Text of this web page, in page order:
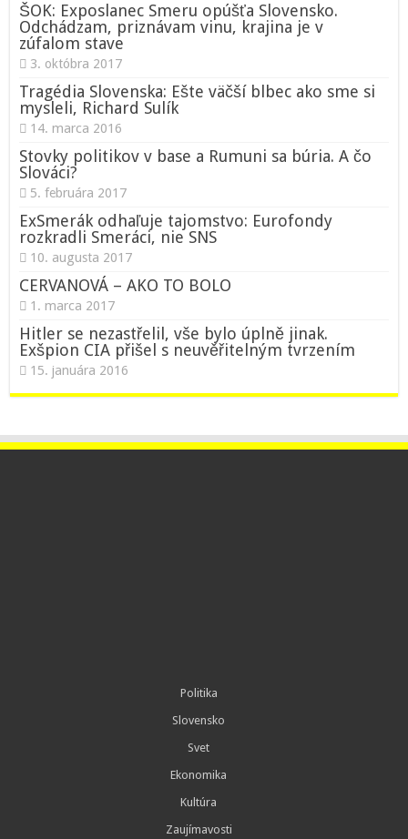
ŠOK: Exposlanec Smeru opúšťa Slovensko.
Odchádzam, priznávam vinu, krajina je v
zúfalom stave
3. októbra 2017
Tragédia Slovenska: Ešte väčší blbec ako sme si
mysleli, Richard Sulík
14. marca 2016
Stovky politikov v base a Rumuni sa búria. A čo
Slováci?
5. februára 2017
ExSmerák odhaľuje tajomstvo: Eurofondy
rozkradli Smeráci, nie SNS
10. augusta 2017
CERVANOVÁ – AKO TO BOLO
1. marca 2017
Hitler se nezastřelil, vše bylo úplně jinak.
Exšpion CIA přišel s neuvěřitelným tvrzením
15. januára 2016
Politika
Slovensko
Svet
Ekonomika
Kultúra
Zaujímavosti